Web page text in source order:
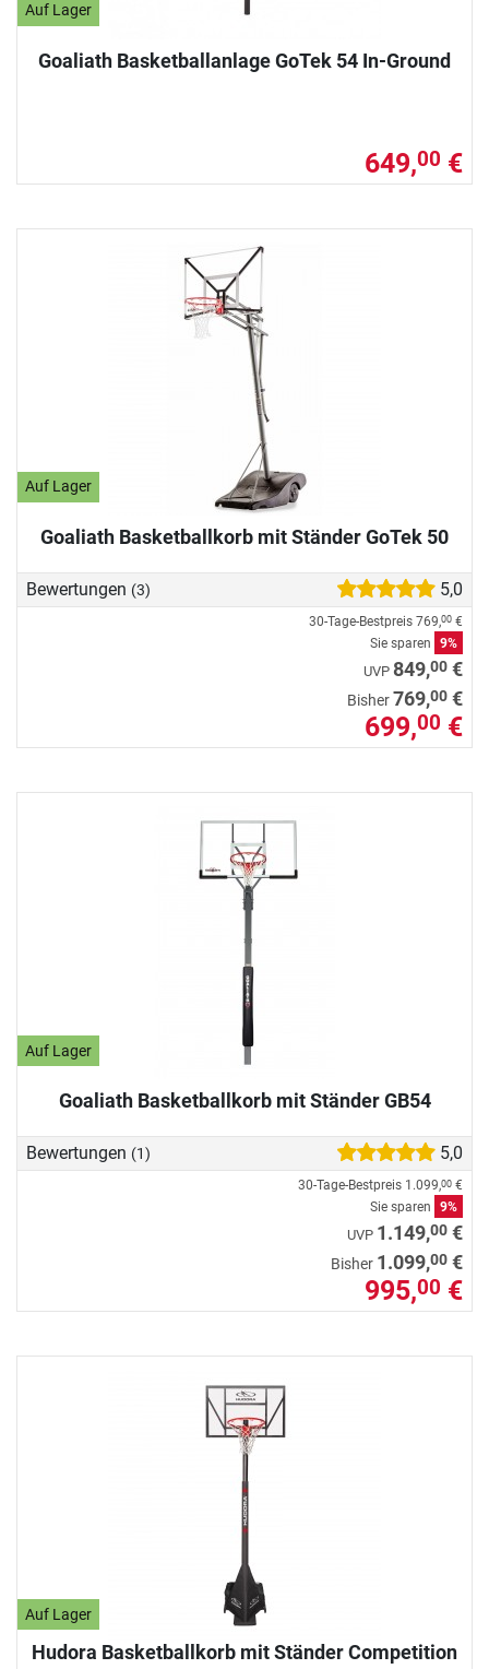
Auf Lager
Goaliath Basketballanlage GoTek 54 In-Ground
649,00 €
Auf Lager
Goaliath Basketballkorb mit Ständer GoTek 50
Bewertungen (3) 5,0
30-Tage-Bestpreis 769,00 €
Sie sparen
9%
UVP 849,00 €
Bisher769,00 €
699,00 €
Auf Lager
Goaliath Basketballkorb mit Ständer GB54
Bewertungen (1) 5,0
30-Tage-Bestpreis 1.099,00 €
Sie sparen
9%
UVP 1.149,00 €
Bisher 1.099,00 €
995,00 €
Auf Lager
Hudora Basketballkorb mit Ständer Competition